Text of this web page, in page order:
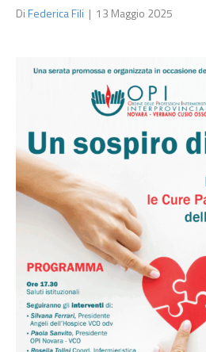
DiFederica Fili | 13 Maggio 2025